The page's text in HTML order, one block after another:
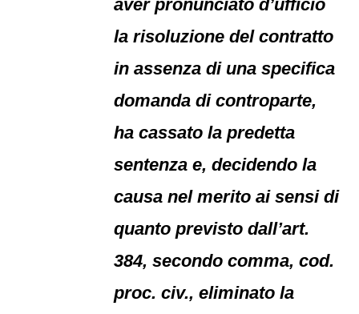
aver pronunciato d’ufficio
la risoluzione del contratto
in assenza di una specifica
domanda di controparte,
ha cassato la predetta
sentenza e, decidendo la
causa nel merito ai sensi di
quanto previsto dall’art.
384, secondo comma, cod.
proc. civ., eliminato la